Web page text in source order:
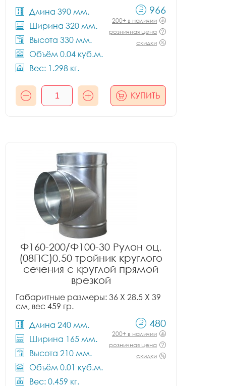
Длина 390 мм.
Ширина 320 мм.
Высота 330 мм.
Объём 0.04 куб.м.
Вес: 1.298 кг.
966
200+ в наличии
розничная цена
скидки
КУПИТЬ
Ф160-200/Ф100-30 Рулон оц.
(08ПС)0.50 тройник круглого
сечения с круглой прямой
врезкой
Габаритные размеры: 36 X 28.5 X 39
см, вес 459 гр.
Длина 240 мм.
Ширина 165 мм.
Высота 210 мм.
Объём 0.01 куб.м.
Вес: 0.459 кг.
480
200+ в наличии
розничная цена
скидки